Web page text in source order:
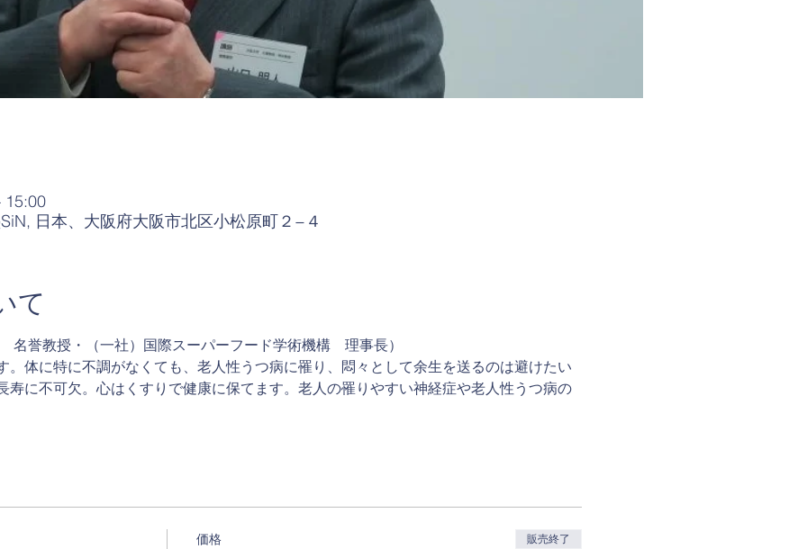
15:00
日本、大阪府大阪市北区小松原町２−４
て
名誉教授・（一社）国際スーパーフード学術機構　理事長）
。体に特に不調がなくても、老人性うつ病に罹り、悶々として余生を送るのは避けたい
寿に不可欠。心はくすりで健康に保てます。老人の罹りやすい神経症や老人性うつ病の
価格 販売終了